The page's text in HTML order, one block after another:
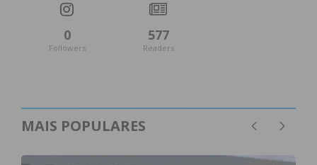
0
Followers
577
Readers
MAIS POPULARES